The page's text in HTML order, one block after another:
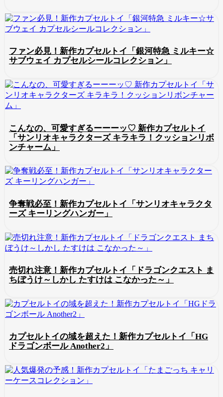
ファン必見！新作カプセルトイ「銀河特急 ミルキー☆
サブウェイ カプセルシールコレクション」
こんなの、可愛すぎるーーーッ♡ 新作カプセルトイ
「サンリオキャラクターズ キラキラ！クッションリボ
ンチャーム」
争奪戦必至！新作カプセルトイ「サンリオキャラクタ
ーズ キーリングハンガー」
売切れ注意！新作カプセルトイ「ドラゴンクエスト ま
ちぼうけ～しかし たすけは こなかった～」
カプセルトイの域を超えた！新作カプセルトイ「HG
ドラゴンボール Another2」